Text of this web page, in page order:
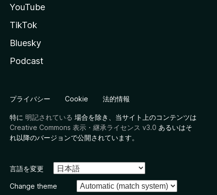
YouTube
TikTok
Bluesky
Podcast
プライバシー Cookie 法的情報
特に 明記されている 場合を除き、当サイト上のコンテンツは
Creative Commons 表示・継承ライセンス v3.0 あるいはそ
れ以降のバージョンで公開されています。
言語を変更
Change theme